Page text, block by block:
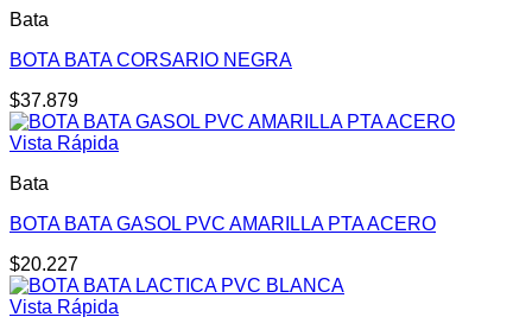
Bata
BOTA BATA CORSARIO NEGRA
$37.879
Vista Rápida
Bata
BOTA BATA GASOL PVC AMARILLA PTA ACERO
$20.227
Vista Rápida